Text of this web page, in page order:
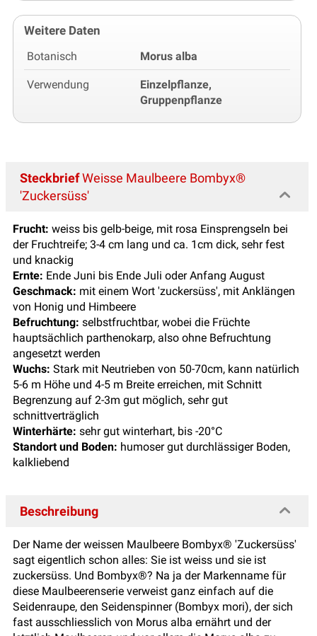
Weitere Daten
Botanisch Morus alba
Verwendung
Einzelpflanze,
Gruppenpflanze
SteckbriefWeisse Maulbeere Bombyx®
'Zuckersüss'
Frucht: weiss bis gelb-beige, mit rosa Einsprengseln bei
der Fruchtreife; 3-4 cm lang und ca. 1cm dick, sehr fest
und knackig
Ernte: Ende Juni bis Ende Juli oder Anfang August
Geschmack: mit einem Wort 'zuckersüss', mit Anklängen
von Honig und Himbeere
Befruchtung: selbstfruchtbar, wobei die Früchte
hauptsächlich parthenokarp, also ohne Befruchtung
angesetzt werden
Wuchs: Stark mit Neutrieben von 50-70cm, kann natürlich
5-6 m Höhe und 4-5 m Breite erreichen, mit Schnitt
Begrenzung auf 2-3m gut möglich, sehr gut
schnittverträglich
Winterhärte: sehr gut winterhart, bis -20°C
Standort und Boden: humoser gut durchlässiger Boden,
kalkliebend
Beschreibung
Der Name der weissen Maulbeere Bombyx® 'Zuckersüss'
sagt eigentlich schon alles: Sie ist weiss und sie ist
zuckersüss. Und Bombyx®? Na ja der Markenname für
diese Maulbeerenserie verweist ganz einfach auf die
Seidenraupe, den Seidenspinner (Bombyx mori), der sich
fast ausschliesslich von Morus alba ernährt und der